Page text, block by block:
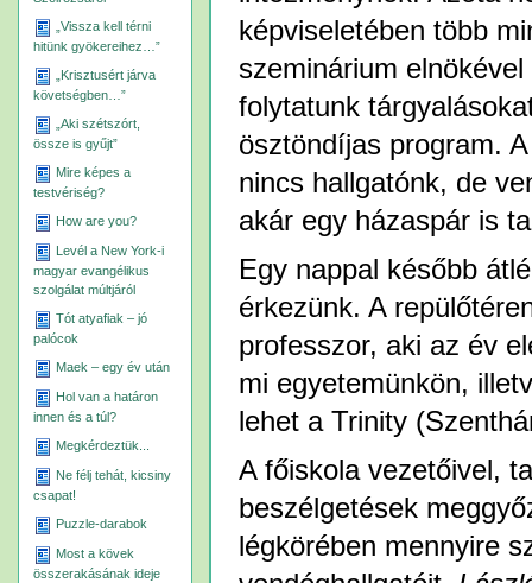
„Vissza kell térni
hitünk gyökereihez…”
„Krisztusért járva
követségben…”
„Aki szétszórt,
össze is gyűjt”
Mire képes a
testvériség?
How are you?
Levél a New York-i
magyar evangélikus
szolgálat múltjáról
Tót atyafiak – jó
palócok
Maek – egy év után
Hol van a határon
innen és a túl?
Megkérdeztük...
Ne félj tehát, kicsiny
csapat!
Puzzle-darabok
Most a kövek
összerakásának ideje
képviseletében több
szeminárium
folytatunk
ösztöndíjas program.
nincs hallgatónk, de
akár egy házaspár is
Egy nappal később
érkezünk. A
professzor, aki az év
mi egyetemünkön,
lehet a Trinity
A főiskola vezetőivel,
beszélgetések
légkörében mennyire